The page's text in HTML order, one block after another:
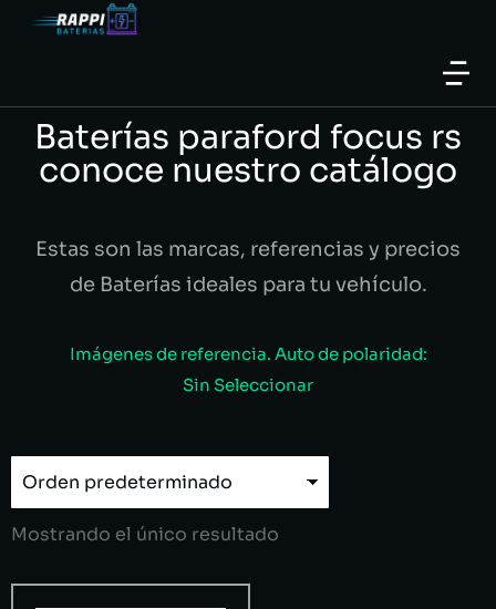
Baterías paraford focus rs
conoce nuestro catálogo
Estas son las marcas, referencias y precios
de Baterías ideales para tu vehículo.
Imágenes de referencia. Auto de polaridad:
Sin Seleccionar
Mostrando el único resultado